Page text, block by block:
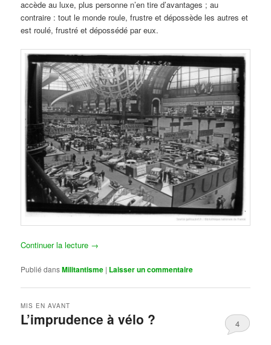
accède au luxe, plus personne n’en tire d’avantages ; au
contraire : tout le monde roule, frustre et dépossède les autres et
est roulé, frustré et dépossédé par eux.
Continuer la lecture →
Publié dansMilitantisme | Laisser un commentaire
L’imprudence à vélo ?
MIS EN AVANT
4